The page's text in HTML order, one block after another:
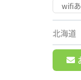
wifi
北海道